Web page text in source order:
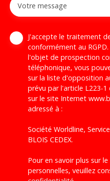
Votre message
J'accepte le traitement
conformément au
l'objet de prospection
téléphonique, vous
sur la liste d'opposition
prévu par l'article L223-
sur le site Internet
adressé à :
Société Worldline,
BLOIS CEDEX.
Pour en savoir plus sur
personnelles, veuillez